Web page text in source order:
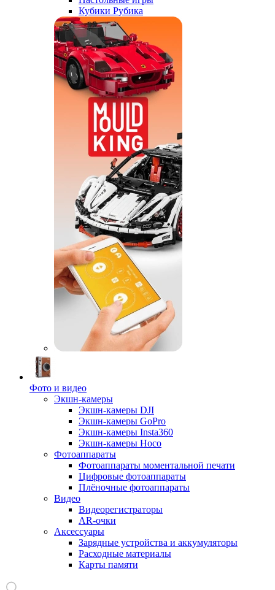
Кубики Рубика
Фото и видео
Экшн-камеры
Экшн-камеры DJI
Экшн-камеры GoPro
Экшн-камеры Insta360
Экшн-камеры Hoco
Фотоаппараты
Фотоаппараты моментальной печати
Цифровые фотоаппараты
Плёночные фотоаппараты
Видео
Видеорегистраторы
AR-очки
Аксессуары
Зарядные устройства и аккумуляторы
Расходные материалы
Карты памяти